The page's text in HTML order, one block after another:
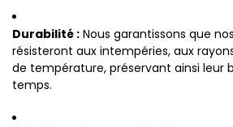
Durabilité : Nous garantissons que
résisteront aux intempéries, aux
de température, préservant ainsi leur
temps.